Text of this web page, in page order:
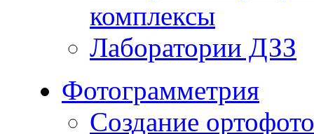
комплексы
Лаборатории ДЗЗ
Фотограмметрия
Создание